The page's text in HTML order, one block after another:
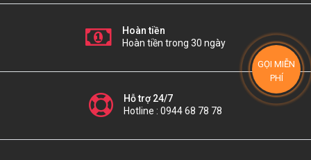
Hoàn tiền
Hoàn tiền trong 30 ngày
Hỗ trợ 24/7
Hotline : 0944 68 78 78
GỌI MIỄN
PHÍ